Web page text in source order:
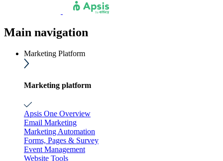
Main navigation
Marketing Platform
Marketing platform
Apsis One Overview
Email Marketing
Marketing Automation
Forms, Pages & Survey
Event Management
Website Tools